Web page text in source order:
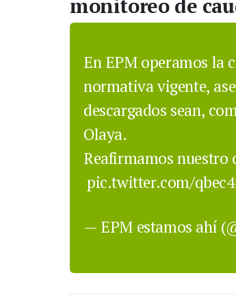
monitoreo de
En EPM operamos la
normativa vigente,
descargados sean,
Olaya.
Reafirmamos
pic.twitter.com/
— EPM estamos ahí